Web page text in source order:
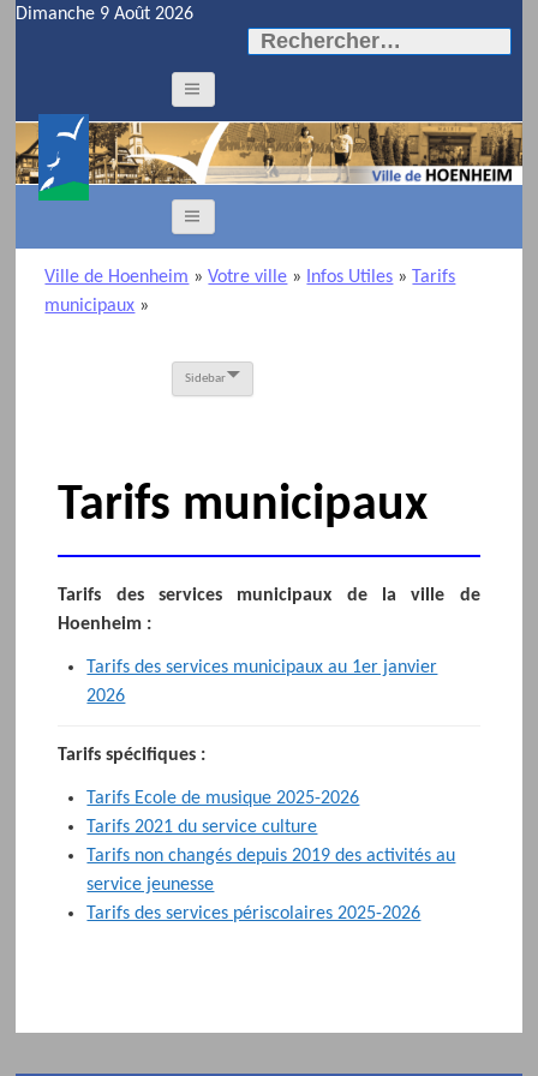
Dimanche 9 Août 2026
Rechercher :
Ville de Hoenheim »Votre ville » Infos Utiles »
Tarifs
municipaux »
Sidebar
Tarifs municipaux
Tarifs des services municipaux de la ville de
Hoenheim :
Tarifs des services municipaux au 1er janvier
2026
Tarifs spécifiques :
Tarifs Ecole de musique 2025-2026
Tarifs 2021 du service culture
Tarifs non changés depuis 2019 des activités au
service jeunesse
Tarifs des services périscolaires 2025-2026